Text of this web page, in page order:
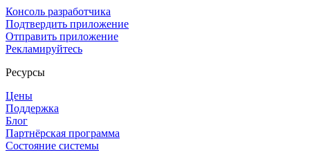
Консоль разработчика
Подтвердить приложение
Отправить приложение
Рекламируйтесь
Ресурсы
Цены
Поддержка
Блог
Партнёрская программа
Состояние системы